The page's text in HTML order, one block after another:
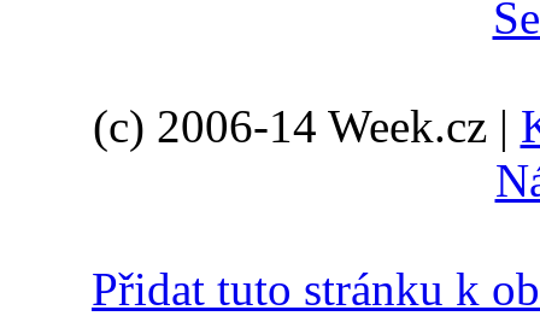
(c) 2006-14 Week.cz |
Přidat tuto stránku k